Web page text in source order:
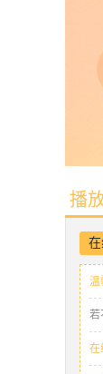
播
温
若
在